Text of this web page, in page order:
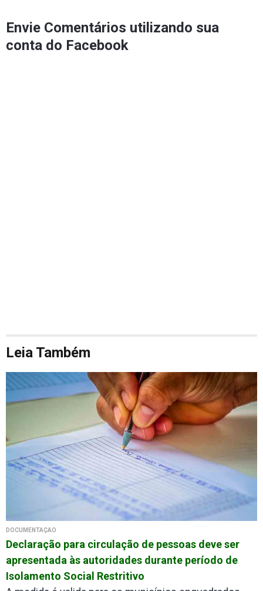
Envie Comentários utilizando sua
conta do Facebook
Leia Também
DOCUMENTAÇÃO
Declaração para circulação de pessoas deve ser
apresentada às autoridades durante período de
Isolamento Social Restritivo